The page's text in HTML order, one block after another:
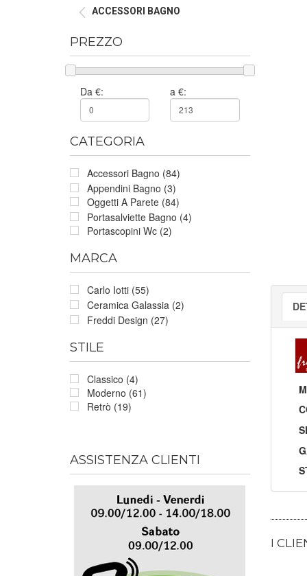
ACCESSORI BAGNO
PREZZO
Da €: a €:
CATEGORIA
Accessori Bagno (84)
Appendini Bagno (3)
Oggetti A Parete (84)
Portasalviette Bagno (4)
Portascopini Wc (2)
MARCA
Carlo Iotti (55)
Ceramica Galassia (2)
Freddi Design (27)
STILE
Classico (4)
Moderno (61)
Retrò (19)
ASSISTENZA CLIENTI
I